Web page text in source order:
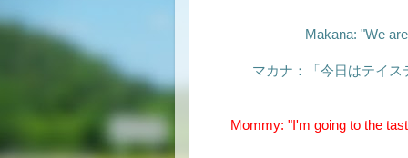
Makana: "We
マカナ：「今日はテイ
Mommy: "I'm going to the